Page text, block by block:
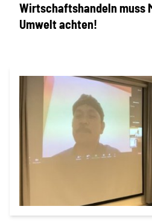
Wirtschaftshandeln muss
Umwelt achten!